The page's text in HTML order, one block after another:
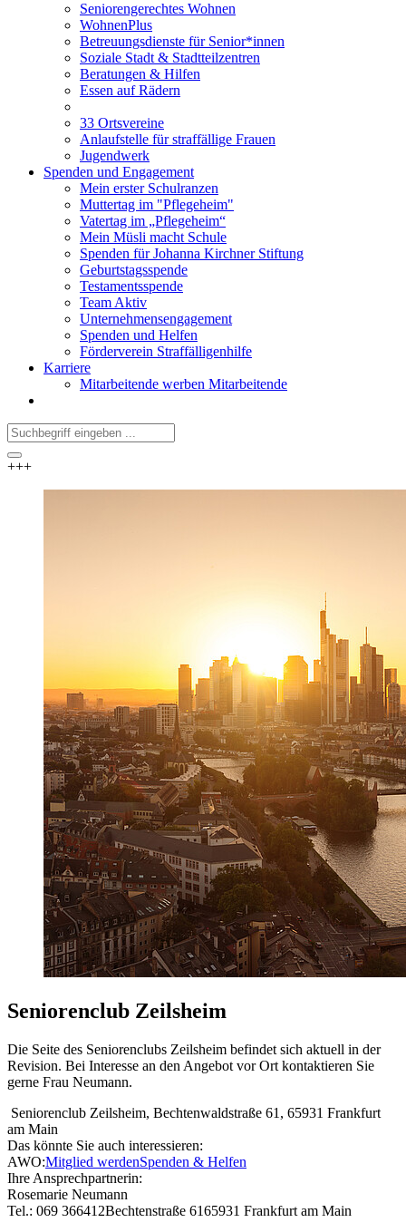
Seniorengerechtes Wohnen
WohnenPlus
Betreuungsdienste für Senior*innen
Soziale Stadt & Stadtteilzentren
Beratungen & Hilfen
Essen auf Rädern
33 Ortsvereine
Anlaufstelle für straffällige Frauen
Jugendwerk
Spenden und Engagement
Mein erster Schulranzen
Muttertag im "Pflegeheim"
Vatertag im „Pflegeheim“
Mein Müsli macht Schule
Spenden für Johanna Kirchner Stiftung
Geburtstagsspende
Testamentsspende
Team Aktiv
Unternehmensengagement
Spenden und Helfen
Förderverein Straffälligenhilfe
Karriere
Mitarbeitende werben Mitarbeitende
+++
Seniorenclub Zeilsheim
Die Seite des Seniorenclubs Zeilsheim befindet sich aktuell in der
Revision. Bei Interesse an den Angebot vor Ort kontaktieren Sie
gerne Frau Neumann.
Seniorenclub Zeilsheim, Bechtenwaldstraße 61, 65931 Frankfurt
am Main
Das könnte Sie auch interessieren:
AWO:Mitglied werdenSpenden & Helfen
Ihre Ansprechpartnerin:
Rosemarie Neumann
Tel.: 069 366412Bechtenstraße 6165931 Frankfurt am Main